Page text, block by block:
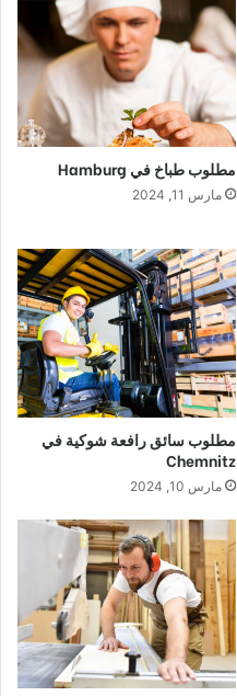
مطلوب طباخ في Hamburg
مارس 11, 2024
مطلوب سائق رافعة شوكية في
Chemnitz
مارس 10, 2024